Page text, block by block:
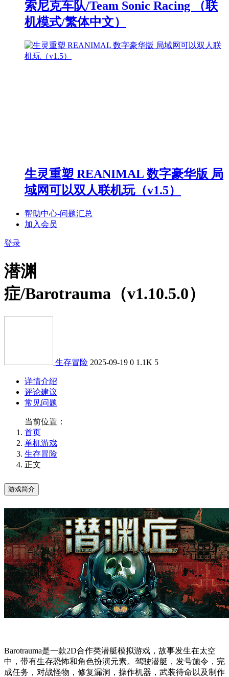
索尼克车队/Team Sonic Racing （联
机模式/繁体中文）
生灵重塑 REANIMAL 数字豪华版 局
域网可以双人联机玩（v1.5）
帮助中心-问题汇总
加入会员
登录
潜渊
症/Barotrauma（v1.10.5.0）
生存冒险 2025-09-19 0 1.1K 5
详情介绍
评论建议
常见问题
当前位置：
首页
单机游戏
生存冒险
正文
游戏简介
Barotrauma是一款2D合作类潜艇模拟游戏，故事发生在太空
中，带有生存恐怖和角色扮演元素。驾驶潜艇，发号施令，完
成任务，对战怪物，修复漏洞，操作机器，武装待命以及制作